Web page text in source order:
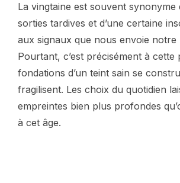
La vingtaine est souvent synonyme
sorties tardives et d’une certaine
aux signaux que nous envoie notre
Pourtant, c’est précisément à cette
fondations d’un teint sain se
fragilisent. Les choix du quotidien
empreintes bien plus profondes
à cet âge.